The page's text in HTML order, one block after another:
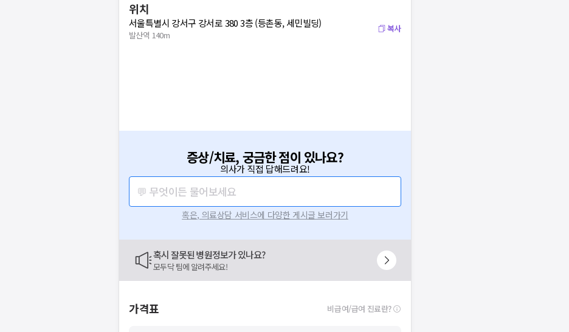
위치
서울특별시 강서구 강서로 380 3층 (등촌동, 세민빌딩)
발산역 140m
복사
증상/치료, 궁금한 점이 있나요?
의사가 직접 답해드려요!
💬 무엇이든 물어보세요
혹은, 의료상담 서비스에 다양한 게시글 보러가기
혹시 잘못된 병원정보가 있나요?
모두닥 팀에 알려주세요!
가격표 비급여/급여 진료란?
요청하신 작업을 처리하지 못했습니다.
네트워크 또는 서버의 일시적인 오류로, 잠시 후 다시 시도해주세요.
지속적으로 문제가 발생할 경우 모두닥 채널톡으로 문의해주세요.
확인